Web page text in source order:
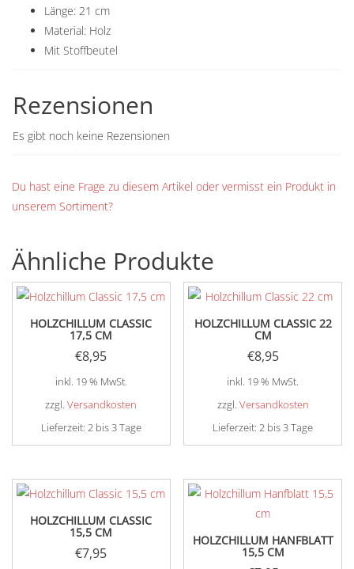
Länge: 21 cm
Material: Holz
Mit Stoffbeutel
Rezensionen
Es gibt noch keine Rezensionen
Du hast eine Frage zu diesem Artikel oder vermisst ein Produkt in
unserem Sortiment?
Ähnliche Produkte
HOLZCHILLUM CLASSIC
17,5 CM
€8,95
inkl. 19 % MwSt.
zzgl.Versandkosten
Lieferzeit: 2 bis 3 Tage
HOLZCHILLUM CLASSIC 22
CM
€8,95
inkl. 19 % MwSt.
zzgl. Versandkosten
Lieferzeit:2 bis 3 Tage
HOLZCHILLUM CLASSIC
15,5 CM
€7,95
HOLZCHILLUM HANFBLATT
15,5 CM